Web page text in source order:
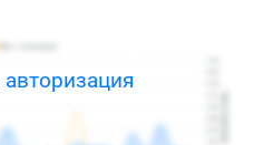
авторизация